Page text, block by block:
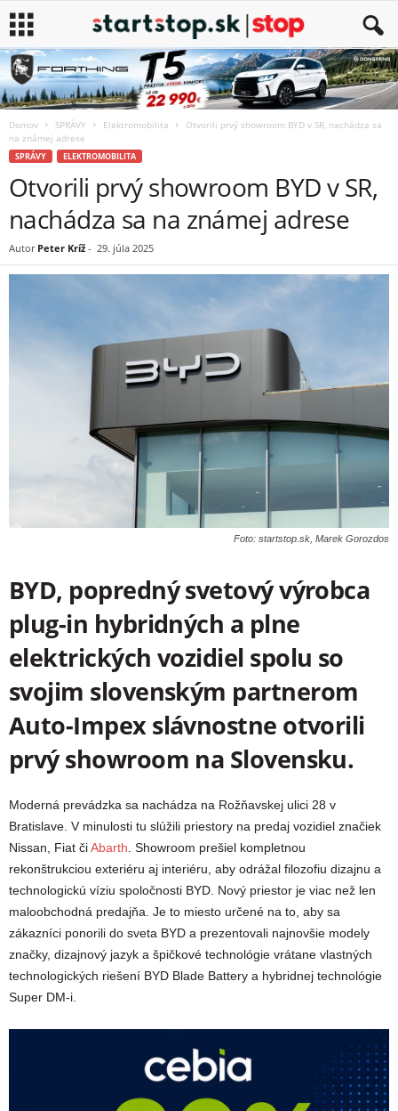
Domov SPRÁVY Elektromobilita
Otvorili prvý showroom BYD v SR, nachádza sa
na známej adrese
SPRÁVY ELEKTROMOBILITA
Otvorili prvý showroom BYD v SR,
nachádza sa na známej adrese
Autor Peter Kríž - 29. júla 2025
Foto: startstop.sk, Marek Gorozdos
BYD, popredný svetový výrobca
plug-in hybridných a plne
elektrických vozidiel spolu so
svojim slovenským partnerom
Auto-Impex slávnostne otvorili
prvý showroom na Slovensku.
Moderná prevádzka sa nachádza na Rožňavskej ulici 28 v
Bratislave. V minulosti tu slúžili priestory na predaj vozidiel značiek
Nissan, Fiat čiAbarth. Showroom prešiel kompletnou
rekonštrukciou exteriéru aj interiéru, aby odrážal filozofiu dizajnu a
technologickú víziu spoločnosti BYD. Nový priestor je viac než len
maloobchodná predajňa. Je to miesto určené na to, aby sa
zákazníci ponorili do sveta BYD a prezentovali najnovšie modely
značky, dizajnový jazyk a špičkové technológie vrátane vlastných
technologických riešení BYD Blade Battery a hybridnej technológie
Super DM-i.